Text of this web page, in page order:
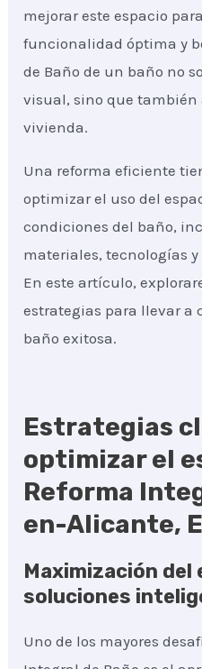
mejorar este espacio
funcionalidad óptima y
de Baño de un baño no
visual, sino que
vivienda.
Una reforma eficiente
optimizar el uso del
condiciones del baño,
materiales, tecnologías
En este artículo,
estrategias para llevar a
baño exitosa.
Estrategias
optimizar el
Reforma
en-Alicante,
Maximización del
soluciones
Uno de los mayores